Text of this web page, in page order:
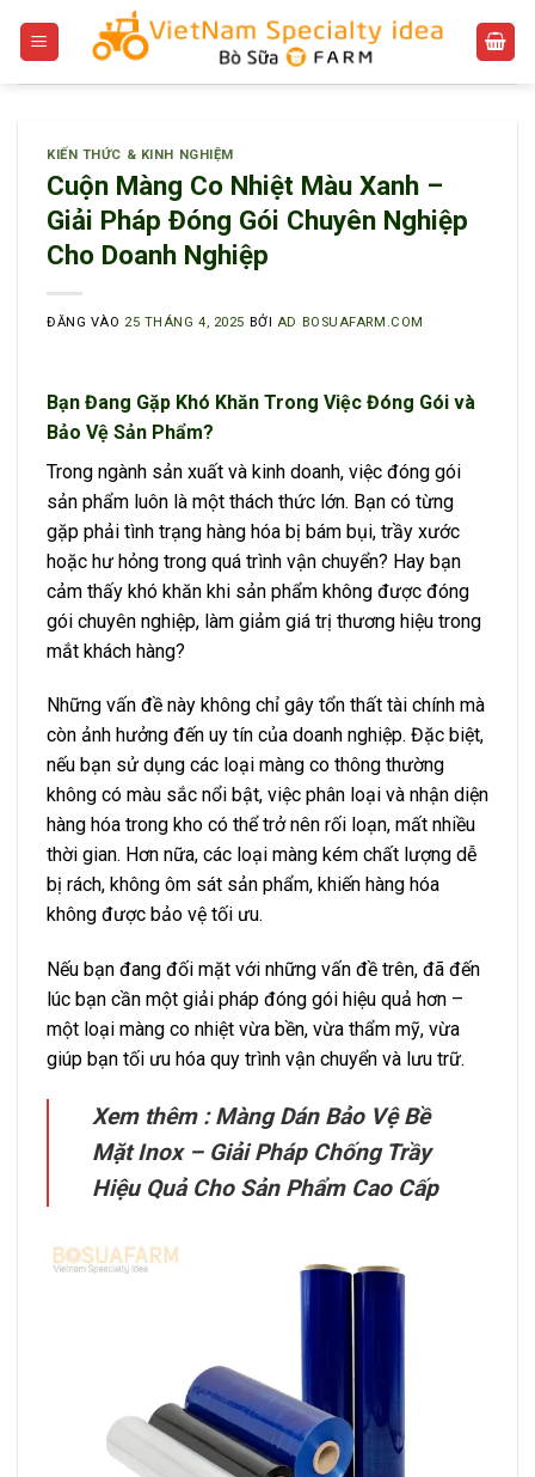
KIẾN THỨC & KINH NGHIỆM
Cuộn Màng Co Nhiệt Màu Xanh –
Giải Pháp Đóng Gói Chuyên Nghiệp
Cho Doanh Nghiệp
ĐĂNG VÀO 25 THÁNG 4, 2025 BỞI AD BOSUAFARM.COM
Bạn Đang Gặp Khó Khăn Trong Việc Đóng Gói và
Bảo Vệ Sản Phẩm?
Trong ngành sản xuất và kinh doanh, việc đóng gói
sản phẩm luôn là một thách thức lớn. Bạn có từng
gặp phải tình trạng hàng hóa bị bám bụi, trầy xước
hoặc hư hỏng trong quá trình vận chuyển? Hay bạn
cảm thấy khó khăn khi sản phẩm không được đóng
gói chuyên nghiệp, làm giảm giá trị thương hiệu trong
mắt khách hàng?
Những vấn đề này không chỉ gây tổn thất tài chính mà
còn ảnh hưởng đến uy tín của doanh nghiệp. Đặc biệt,
nếu bạn sử dụng các loại màng co thông thường
không có màu sắc nổi bật, việc phân loại và nhận diện
hàng hóa trong kho có thể trở nên rối loạn, mất nhiều
thời gian. Hơn nữa, các loại màng kém chất lượng dễ
bị rách, không ôm sát sản phẩm, khiến hàng hóa
không được bảo vệ tối ưu.
Nếu bạn đang đối mặt với những vấn đề trên, đã đến
lúc bạn cần một giải pháp đóng gói hiệu quả hơn –
một loại màng co nhiệt vừa bền, vừa thẩm mỹ, vừa
giúp bạn tối ưu hóa quy trình vận chuyển và lưu trữ.
Xem thêm :Màng Dán Bảo Vệ Bề
Mặt Inox – Giải Pháp Chống Trầy
Hiệu Quả Cho Sản Phẩm Cao Cấp